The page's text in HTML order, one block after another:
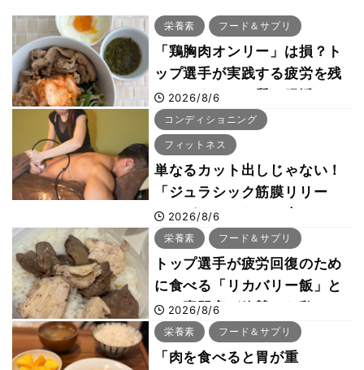
栄養素 フード＆サプリ
「鶏胸肉オンリー」は損？ト
ップ選手が実践する疲労を残
さないタンパク質＆腸活コン
ボ
2026/8/6
コンディショニング
フィットネス
単なるカット出しじゃない！
「ジュラシック筋膜リリー
ス」が口コミだけで大ヒット
した納得の理由 木澤大祐が
解説
2026/8/6
栄養素 フード＆サプリ
トップ選手が疲労回復のため
に食べる「リカバリー飯」と
は？専門家が絶賛した鶏レバ
ー活用法
2026/8/6
栄養素 フード＆サプリ
「肉を食べると胃が重